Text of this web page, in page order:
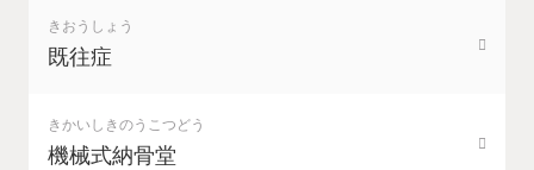
きおうしょう
既往症
きかいしきのうこつどう
機械式納骨堂